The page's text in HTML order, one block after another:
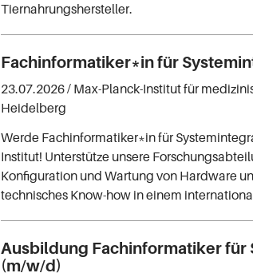
Tiernahrungshersteller.
Fachinformatiker*in für
23.07.2026 / Max-Planck-Institut für
Heidelberg
Werde Fachinformatiker*in für
Institut! Unterstütze unsere
Konfiguration und Wartung von Hardware
technisches Know-how in einem
Ausbildung Fachinformatiker für
(m/w/d)